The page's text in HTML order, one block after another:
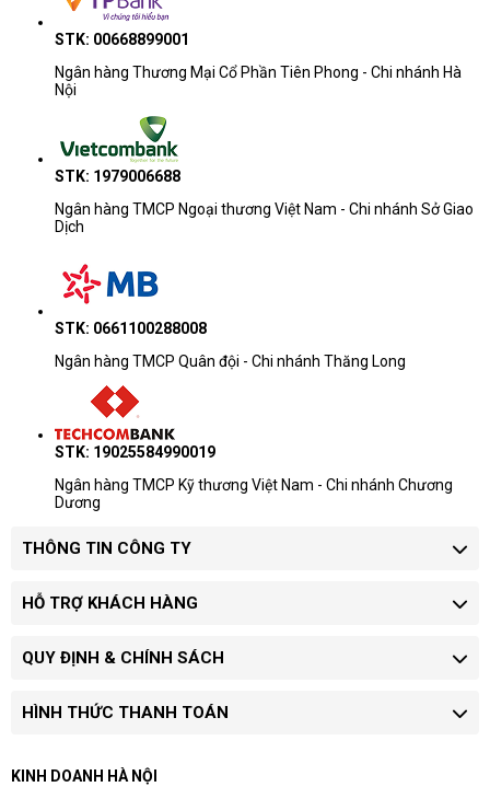
STK: 00668899001
Ngân hàng Thương Mại Cổ Phần Tiên Phong - Chi nhánh Hà
Nội
STK: 1979006688
Ngân hàng TMCP Ngoại thương Việt Nam - Chi nhánh Sở Giao
Dịch
STK: 0661100288008
Ngân hàng TMCP Quân đội - Chi nhánh Thăng Long
STK: 19025584990019
Ngân hàng TMCP Kỹ thương Việt Nam - Chi nhánh Chương
Dương
THÔNG TIN CÔNG TY
HỖ TRỢ KHÁCH HÀNG
QUY ĐỊNH & CHÍNH SÁCH
HÌNH THỨC THANH TOÁN
KINH DOANH HÀ NỘI